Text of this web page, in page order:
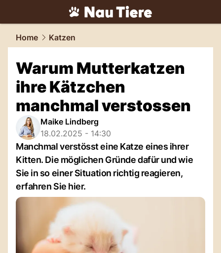
tiere.NAU.ch
Home Katzen
Warum Mutterkatzen
ihre Kätzchen
manchmal verstossen
Maike Lindberg
18.02.2025 - 14:30
Manchmal verstösst eine Katze eines ihrer
Kitten. Die möglichen Gründe dafür und wie
Sie in so einer Situation richtig reagieren,
erfahren Sie hier.